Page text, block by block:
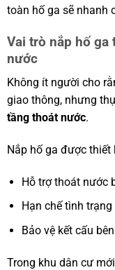
toàn hố ga sẽ nhanh
Vai trò nắp hố ga
nước
Không ít người cho
giao thông, nhưng
tầng thoát nước.
Nắp hố ga được thiết
Hỗ trợ thoát nước
Hạn chế tình
Bảo vệ kết cấu
Trong khu dân cư